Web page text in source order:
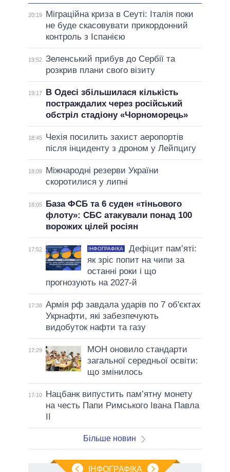
20:19
Міграційна криза в Сеуті: Італія поки
не буде скасовувати прикордонний
контроль з Іспанією
19:52 Зеленський прибув до Сербії та
розкрив плани свого візиту
19:17
В Одесі збільшилася кількість
постраждалих через російський
обстріл стадіону «Чорноморець»
18:45
Чехія посилить захист аеропортів
після інциденту з дроном у Лейпцигу
18:09
Міжнародні резерви України
скоротилися у липні
18:05
База ФСБ та 6 суден «тіньового
флоту»: СБС атакували понад 100
ворожих цілей росіян
17:52 ІНФОГРАФІКА
Дефіцит пам’яті:
як зріс попит на чипи за
останні роки і що
прогнозують на 2027-й
17:38 Армія рф завдала ударів по 7 об'єктах
Укрнафти, які забезпечують
видобуток нафти та газу
17:29
МОН оновило стандарти
загальної середньої освіти:
що змінилось
17:10
Нацбанк випустить пам’ятну монету
на честь Папи Римського Івана Павла
II
Більше новин
ІНФОГРАФІКА